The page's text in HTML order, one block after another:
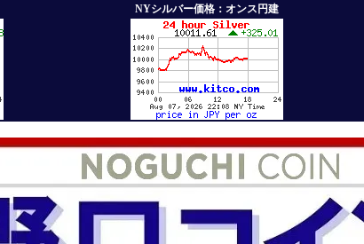
NYシルバー価格：オンス円建